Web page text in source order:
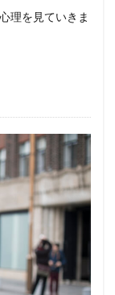
理を見ていきま